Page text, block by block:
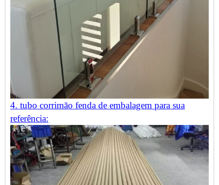
4. tubo corrimão fenda de embalagem para sua
referência: